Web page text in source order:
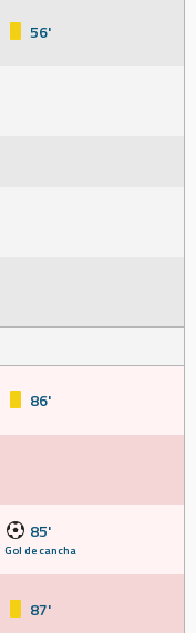
56'
86'
85'
Gol de cancha
87'